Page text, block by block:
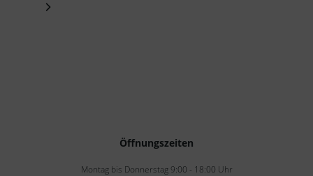
Öffnungszeiten
Montag bis Donnerstag 9:00 - 18:00 Uhr